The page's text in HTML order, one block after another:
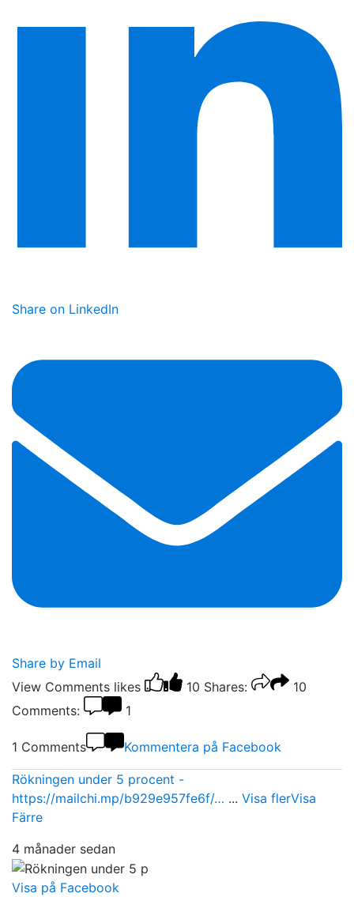
Share on LinkedIn
Share by Email
View Comments likes 10 Shares:
10
Comments:
1
1 Comments Kommentera på Facebook
Rökningen under 5 procent -
https://mailchi.mp/b929e957fe6f/… ... Visa flerVisa
Färre
4 månader sedan
Visa på Facebook